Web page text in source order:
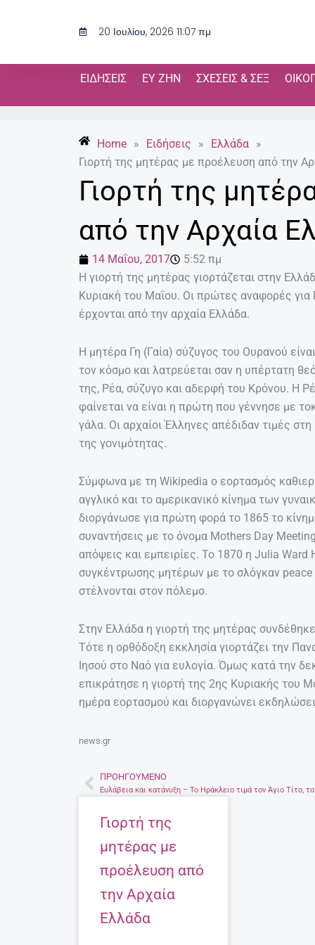
20 Ιουλίου, 2026 11:07 πμ
ΕΙΔΉΣΕΙΣ ΕΥ ΖΗΝ ΣΧΈΣΕΙΣ & ΣΕΞ
Home » Ειδήσεις » Ελλάδα »
Γιορτή της μητέρας με προέλευση από την
Γιορτή της
από την Αρχαία
14 Μαΐου, 2017
5:52 πμ
Η γιορτή της μητέρας γιορτάζεται στην
Κυριακή του Μαΐου. Οι πρώτες αναφορές
έρχονται από την αρχαία Ελλάδα.
Η μητέρα Γη (Γαία) σύζυγος του Ουρανού
τον κόσμο και λατρεύεται σαν η υπέρτατη
της, Ρέα, σύζυγο και αδερφή του Κρόνου. Η
φαίνεται να είναι η πρώτη που γέννησε με
γάλα. Οι αρχαίοι Έλληνες απέδιδαν τιμές
της γονιμότητας.
Σύμφωνα με τη Wikipedia ο εορτασμός
αγγλικό και το αμερικανικό κίνημα των
διοργάνωσε για πρώτη φορά το 1865 το
συναντήσεις με το όνομα Mothers Day
απόψεις και εμπειρίες. Το 1870 η Julia
συγκέντρωσης μητέρων με το σλόγκαν
στέλνονται στον πόλεμο.
Στην Ελλάδα η γιορτή της μητέρας
Τότε η ορθόδοξη εκκλησία γιορτάζει την
Ιησού στο Ναό για ευλογία. Όμως κατά την
επικράτησε η γιορτή της 2ης Κυριακής του
ημέρα εορτασμού και διοργανώνει
news.gr
Prev
ΠΡΟΗΓΟΎΜΕΝΟ
Γιορτή της
μητέρας με
προέλευση από
την Αρχαία
Ελλάδα